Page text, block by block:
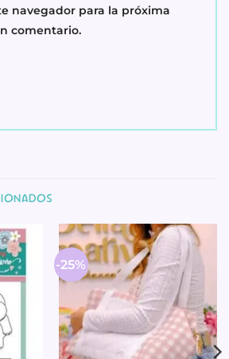
navegador para la próxima
comentario.
-25%